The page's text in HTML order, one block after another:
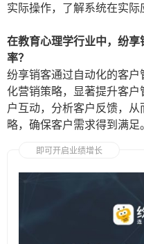
实际操作，了解系统在实际
在教育心理学行业中，纷
率？
纷享销客通过自动化的客
化营销策略，显著提升客
户互动，分析客户反馈，
略，确保客户需求得到满足。
即可开启业绩增长